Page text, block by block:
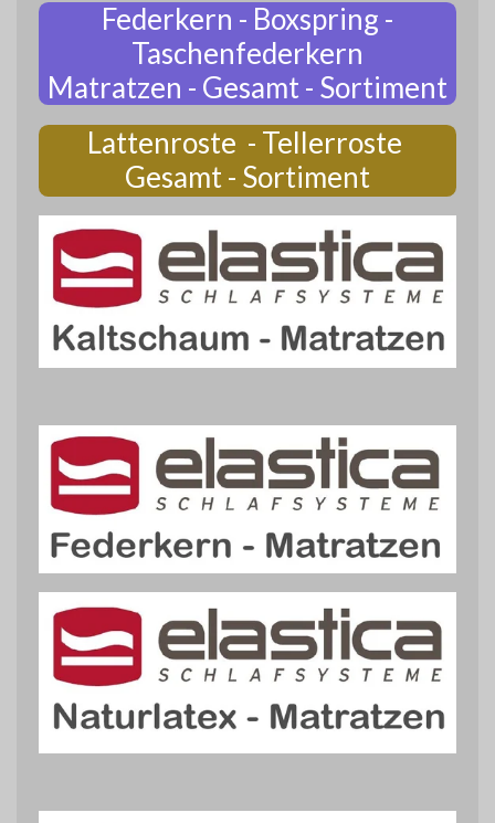
Federkern - Boxspring -
Taschenfederkern
Matratzen - Gesamt - Sortiment
Lattenroste - Tellerroste
Gesamt - Sortiment